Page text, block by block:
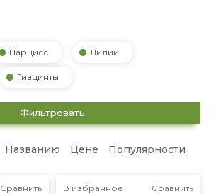
Нарцисс Лилии
Гиацинты
Фильтровать
Названию Цене Популярности
Сравнить В избранное Сравнить